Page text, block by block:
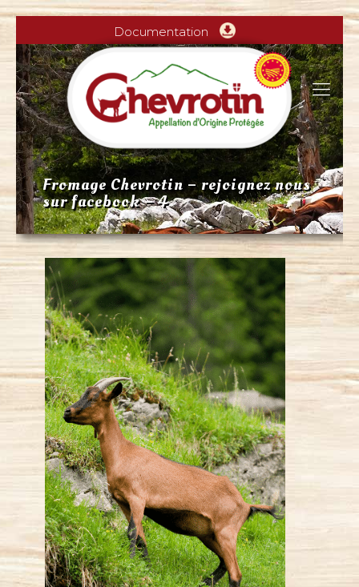
Documentation
Fromage Chevrotin – rejoignez nous
sur facebook – 4